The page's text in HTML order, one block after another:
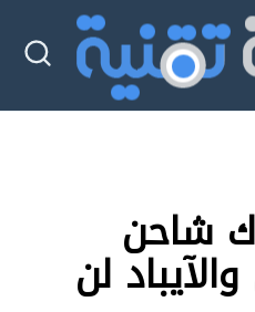
شاحن
لن